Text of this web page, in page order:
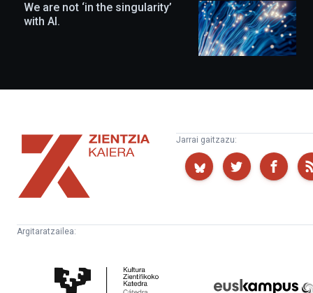
We are not ‘in the singularity’
with AI.
Zientzia
Kaiera
Jarrai gaitzazu:
Argitaratzailea:
Zientifikoko
Katedra